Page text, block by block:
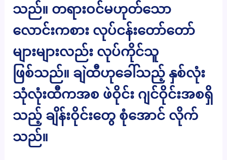
သည်။ တရားဝင်မဟုတ်သော
လောင်းကစား လုပ်ငန်းတော်တော်
များများလည်း လုပ်ကိုင်သူ
ဖြစ်သည်။ ချဲထီဟုခေါ်သည့် နှစ်လုံး
သုံလုံးထီကအစ ဖဲဝိုင်း ဂျင်ဝိုင်းအစရှိ
သည့် ချိန်းဝိုင်းတွေ စုံအောင် လိုက်
သည်။